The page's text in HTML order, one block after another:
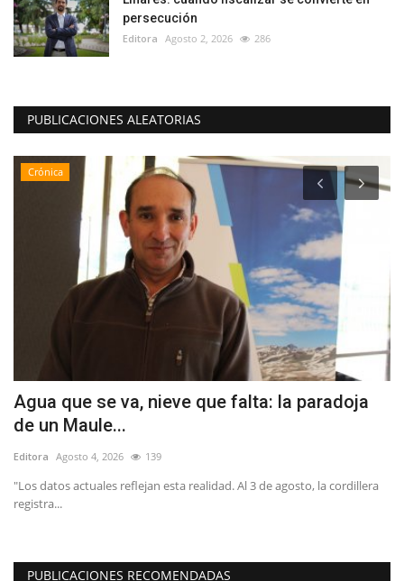
persecución
Editora Agosto 2, 2026 286
PUBLICACIONES ALEATORIAS
Crónica
Agua que se va, nieve que falta: la paradoja
de un Maule...
Editora Agosto 4, 2026 139
"Los datos actuales reflejan esta realidad. Al 3 de agosto, la cordillera
registra...
PUBLICACIONES RECOMENDADAS